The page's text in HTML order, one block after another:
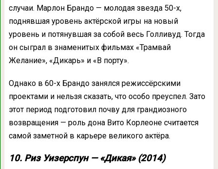
случаи. Марлон Брандо — молодая звезда 50-х,
поднявшая уровень актёрской игры на новый
уровень и потянувшая за собой весь Голливуд. Тогда
он сыграл в знаменитых фильмах «Трамвай
Желание», «Дикарь» и «В порту».
Однако в 60-х Брандо занялся режиссёрскими
проектами и нельзя сказать, что особо преуспел. Зато
этот период подготовил почву для грандиозного
возвращения — роль дона Вито Корлеоне считается
самой заметной в карьере великого актёра.
10. Риз Уизерспун — «Дикая» (2014)